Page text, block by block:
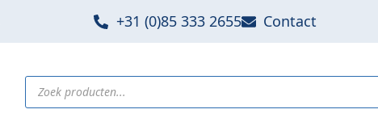
+31 (0)85 333 2655 Contact